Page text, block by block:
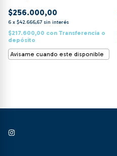
$256.000,00
6 x $42.666,67 sin interés
$217.600,00 con Transferencia o
depósito
Avisame cuando este disponible